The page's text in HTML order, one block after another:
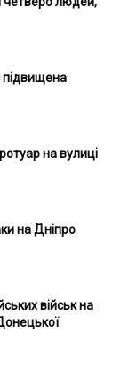
підвищена
на вулиці
на Дніпро
військ на